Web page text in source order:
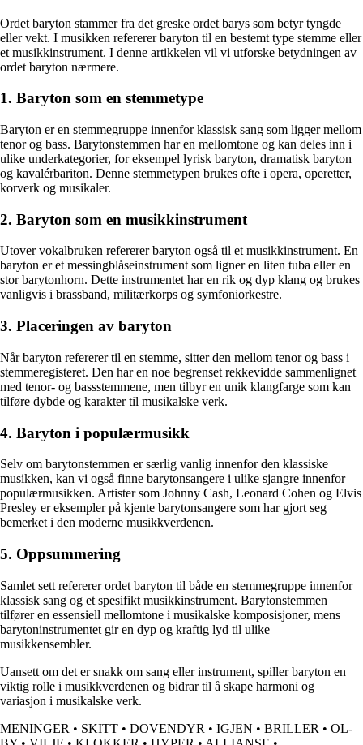
Ordet baryton stammer fra det greske ordet barys som betyr tyngde
eller vekt. I musikken refererer baryton til en bestemt type stemme eller
et musikkinstrument. I denne artikkelen vil vi utforske betydningen av
ordet baryton nærmere.
1. Baryton som en stemmetype
Baryton er en stemmegruppe innenfor klassisk sang som ligger mellom
tenor og bass. Barytonstemmen har en mellomtone og kan deles inn i
ulike underkategorier, for eksempel lyrisk baryton, dramatisk baryton
og kavalérbariton. Denne stemmetypen brukes ofte i opera, operetter,
korverk og musikaler.
2. Baryton som en musikkinstrument
Utover vokalbruken refererer baryton også til et musikkinstrument. En
baryton er et messingblåseinstrument som ligner en liten tuba eller en
stor barytonhorn. Dette instrumentet har en rik og dyp klang og brukes
vanligvis i brassband, militærkorps og symfoniorkestre.
3. Placeringen av baryton
Når baryton refererer til en stemme, sitter den mellom tenor og bass i
stemmeregisteret. Den har en noe begrenset rekkevidde sammenlignet
med tenor- og bassstemmene, men tilbyr en unik klangfarge som kan
tilføre dybde og karakter til musikalske verk.
4. Baryton i populærmusikk
Selv om barytonstemmen er særlig vanlig innenfor den klassiske
musikken, kan vi også finne barytonsangere i ulike sjangre innenfor
populærmusikken. Artister som Johnny Cash, Leonard Cohen og Elvis
Presley er eksempler på kjente barytonsangere som har gjort seg
bemerket i den moderne musikkverdenen.
5. Oppsummering
Samlet sett refererer ordet baryton til både en stemmegruppe innenfor
klassisk sang og et spesifikt musikkinstrument. Barytonstemmen
tilfører en essensiell mellomtone i musikalske komposisjoner, mens
barytoninstrumentet gir en dyp og kraftig lyd til ulike
musikkensembler.
Uansett om det er snakk om sang eller instrument, spiller baryton en
viktig rolle i musikkverdenen og bidrar til å skape harmoni og
variasjon i musikalske verk.
MENINGER • SKITT • DOVENDYR • IGJEN • BRILLER • OL-